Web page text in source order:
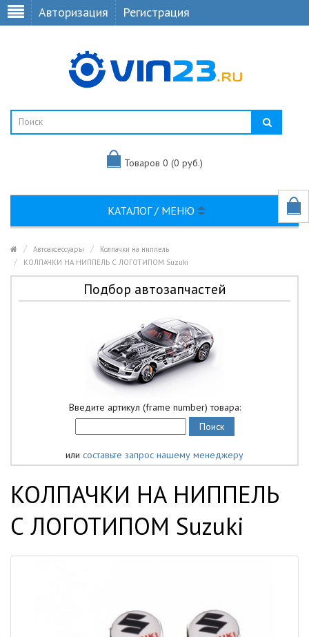
Авторизация Регистрация
Товаров 0 (0 руб.)
КАТАЛОГ / МЕНЮ
Автоаксессуары
Колпачки на ниппель
КОЛПАЧКИ НА НИППЕЛЬ С ЛОГОТИПОМ Suzuki
Подбор автозапчастей
Введите артикул (frame number) товара:
или составьте запрос нашему менеджеру
КОЛПАЧКИ НА НИППЕЛЬ
С ЛОГОТИПОМ Suzuki